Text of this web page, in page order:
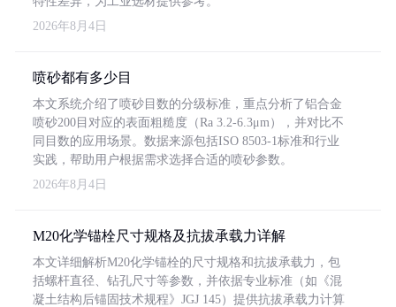
2026年8月4日
喷砂都有多少目
本文系统介绍了喷砂目数的分级标准，重点分析了铝合金
喷砂200目对应的表面粗糙度（Ra 3.2-6.3μm），并对比不
同目数的应用场景。数据来源包括ISO 8503-1标准和行业
实践，帮助用户根据需求选择合适的喷砂参数。
2026年8月4日
M20化学锚栓尺寸规格及抗拔承载力详解
本文详细解析M20化学锚栓的尺寸规格和抗拔承载力，包
括螺杆直径、钻孔尺寸等参数，并依据专业标准（如《混
凝土结构后锚固技术规程》JGJ 145）提供抗拔承载力计算